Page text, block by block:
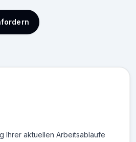
Ihrer aktuellen Arbeitsabläufe